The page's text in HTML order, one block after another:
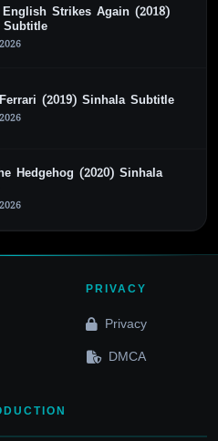
Strikes Again (2018)
Subtitle
(2019) Sinhala Subtitle
Hedgehog (2020) Sinhala
PRIVACY
Privacy
DMCA